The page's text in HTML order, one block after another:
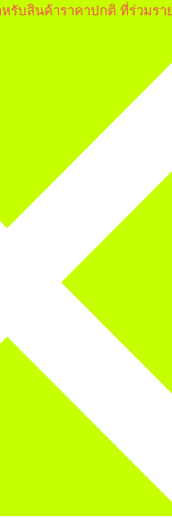
รับสินค้าราคาปกติ ที่ร่วมรา